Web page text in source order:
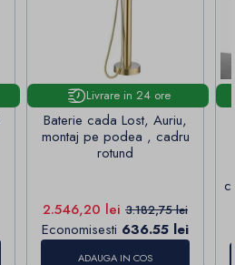
Livrare in 24 ore
Baterie cada Lost, Auriu,
montaj pe podea , cadru
rotund
Pret
2.546,20 lei Pret de baza
3.182,75 lei
Economisesti 636.55 lei
ADAUGA IN COS